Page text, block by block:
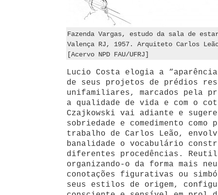
Fazenda Vargas, estudo da sala de
Valença RJ, 1957. Arquiteto Carlos
[Acervo NPD FAU/UFRJ]
Lucio Costa elogia a
de seus projetos de prédios
unifamiliares, marcados pela
a qualidade de vida e com o
Czajkowski vai adiante e
sobriedade e comedimento
trabalho de Carlos Leão,
banalidade o vocabulário
diferentes procedências.
organizando-o da forma mais
conotações figurativas ou
seus estilos de origem,